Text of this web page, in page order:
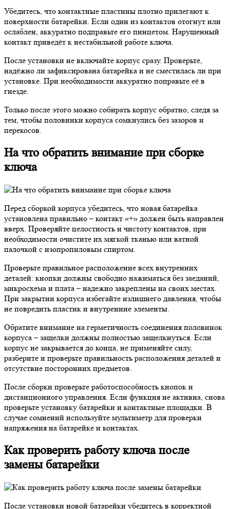
Убедитесь, что контактные пластины плотно прилегают к
поверхности батарейки. Если один из контактов отогнут или
ослаблен, аккуратно подправьте его пинцетом. Нарушенный
контакт приведёт к нестабильной работе ключа.
После установки не включайте корпус сразу. Проверьте,
надёжно ли зафиксирована батарейка и не сместилась ли при
установке. При необходимости аккуратно поправьте её в
гнезде.
Только после этого можно собирать корпус обратно, следя за
тем, чтобы половинки корпуса сомкнулись без зазоров и
перекосов.
На что обратить внимание при сборке
ключа
Перед сборкой корпуса убедитесь, что новая батарейка
установлена правильно – контакт «+» должен быть направлен
вверх. Проверяйте целостность и чистоту контактов, при
необходимости очистите их мягкой тканью или ватной
палочкой с изопропиловым спиртом.
Проверьте правильное расположение всех внутренних
деталей: кнопки должны свободно нажиматься без заеданий,
микросхема и плата – надежно закреплены на своих местах.
При закрытии корпуса избегайте излишнего давления, чтобы
не повредить пластик и внутренние элементы.
Обратите внимание на герметичность соединения половинок
корпуса – защелки должны полностью защелкнуться. Если
корпус не закрывается до конца, не применяйте силу,
разберите и проверьте правильность расположения деталей и
отсутствие посторонних предметов.
После сборки проверьте работоспособность кнопок и
дистанционного управления. Если функция не активна, снова
проверьте установку батарейки и контактные площадки. В
случае сомнений используйте мультиметр для проверки
напряжения на батарейке и контактах.
Как проверить работу ключа после
замены батарейки
После установки новой батарейки убедитесь в корректной